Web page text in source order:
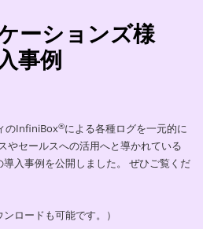
ーションズ様
事例
のInfiniBox®による各種ログを一元的に
やセールスへの活用へと導かれている
入事例を公開しました。 ぜひご覧くだ
ロードも可能です。）